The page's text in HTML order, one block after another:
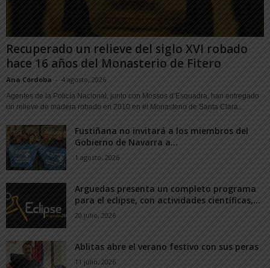
Recuperado un relieve del siglo XVI robado
hace 16 años del Monasterio de Fitero
Ana Córdoba - 4 agosto, 2026
Agentes de la Policía Nacional, junto con Mossos d’Esquadra, han entregado
un relieve de madera robado en 2010 en el Monasterio de Santa Clara...
Fustiñana no invitará a los miembros del
Gobierno de Navarra a...
1 agosto, 2026
Arguedas presenta un completo programa
para el eclipse, con actividades científicas,...
20 julio, 2026
Ablitas abre el verano festivo con sus peras
11 julio, 2026